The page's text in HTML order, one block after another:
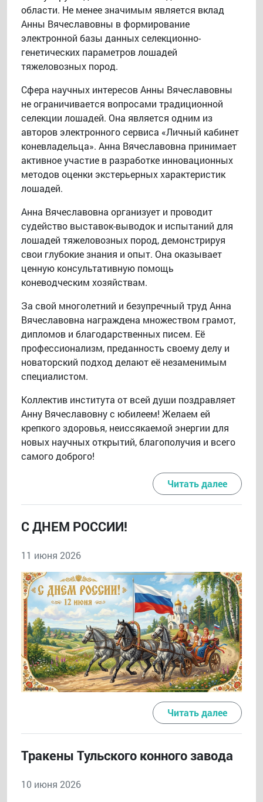
области. Не менее значимым является вклад
Анны Вячеславовны в формирование
электронной базы данных селекционно-
генетических параметров лошадей
тяжеловозных пород.
Сфера научных интересов Анны Вячеславовны
не ограничивается вопросами традиционной
селекции лошадей. Она является одним из
авторов электронного сервиса «Личный кабинет
коневладельца». Анна Вячеславовна принимает
активное участие в разработке инновационных
методов оценки экстерьерных характеристик
лошадей.
Анна Вячеславовна организует и проводит
судейство выставок-выводок и испытаний для
лошадей тяжеловозных пород, демонстрируя
свои глубокие знания и опыт. Она оказывает
ценную консультативную помощь
коневодческим хозяйствам.
За свой многолетний и безупречный труд Анна
Вячеславовна награждена множеством грамот,
дипломов и благодарственных писем. Её
профессионализм, преданность своему делу и
новаторский подход делают её незаменимым
специалистом.
Коллектив института от всей души поздравляет
Анну Вячеславовну с юбилеем! Желаем ей
крепкого здоровья, неиссякаемой энергии для
новых научных открытий, благополучия и всего
самого доброго!
Читать далее
С ДНЕМ РОССИИ!
11 июня 2026
Читать далее
Тракены Тульского конного завода
10 июня 2026